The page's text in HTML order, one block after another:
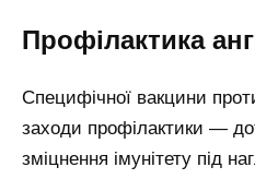
Профілактика
Специфічної вакцини
заходи профілактики —
зміцнення імунітету під